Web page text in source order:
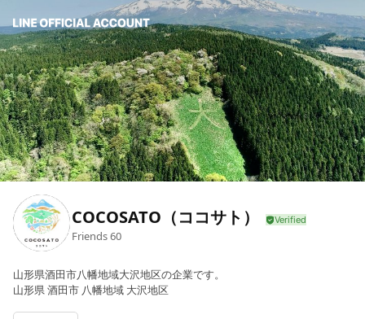
COCOSATO（ココサト）
Friends60
山形県酒田市八幡地域大沢地区の企業です。
山形県 酒田市 八幡地域 大沢地区